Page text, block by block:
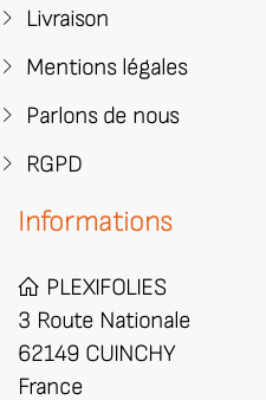
Livraison
Mentions légales
Parlons de nous
RGPD
Informations
PLEXIFOLIES
3 Route Nationale
62149 CUINCHY
France